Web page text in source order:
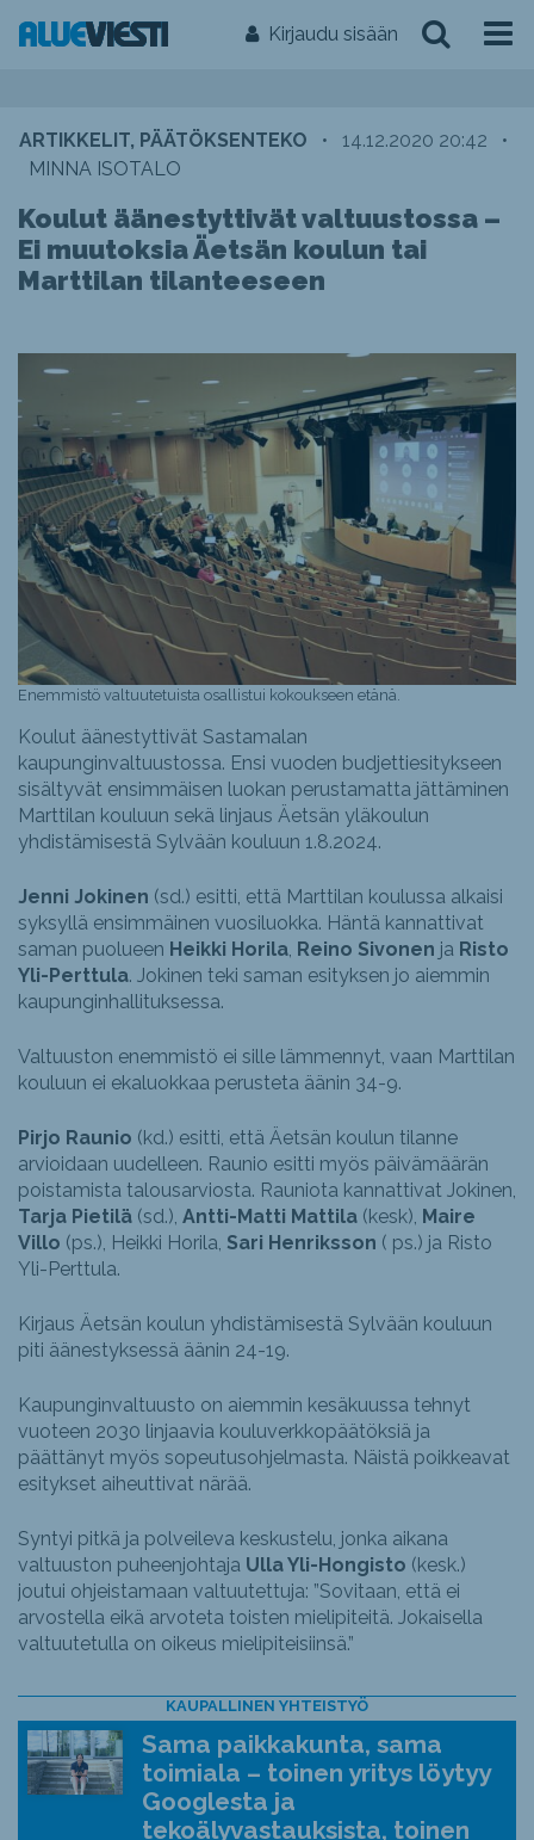
Kirjaudu sisään
ARTIKKELIT, PÄÄTÖKSENTEKO • 14.12.2020 20:42
•
MINNA ISOTALO
Koulut äänestyttivät valtuustossa –
Ei muutoksia Äetsän koulun tai
Marttilan tilanteeseen
Enemmistö valtuutetuista osallistui kokoukseen etänä.
Koulut äänestyttivät Sastamalan
kaupunginvaltuustossa. Ensi vuoden budjettiesitykseen
sisältyvät ensimmäisen luokan perustamatta jättäminen
Marttilan kouluun sekä linjaus Äetsän yläkoulun
yhdistämisestä Sylvään kouluun 1.8.2024.
Jenni Jokinen (sd.) esitti, että Marttilan koulussa alkaisi
syksyllä ensimmäinen vuosiluokka. Häntä kannattivat
saman puolueen Heikki Horila, Reino Sivonen ja Risto
Yli-Perttula. Jokinen teki saman esityksen jo aiemmin
kaupunginhallituksessa.
Valtuuston enemmistö ei sille lämmennyt, vaan Marttilan
kouluun ei ekaluokkaa perusteta äänin 34-9.
Pirjo Raunio (kd.) esitti, että Äetsän koulun tilanne
arvioidaan uudelleen. Raunio esitti myös päivämäärän
poistamista talousarviosta. Rauniota kannattivat Jokinen,
Tarja Pietilä (sd.), Antti-Matti Mattila (kesk), Maire
Villo (ps.), Heikki Horila, Sari Henriksson ( ps.) ja Risto
Yli-Perttula.
Kirjaus Äetsän koulun yhdistämisestä Sylvään kouluun
piti äänestyksessä äänin 24-19.
Kaupunginvaltuusto on aiemmin kesäkuussa tehnyt
vuoteen 2030 linjaavia kouluverkkopäätöksiä ja
päättänyt myös sopeutusohjelmasta. Näistä poikkeavat
esitykset aiheuttivat närää.
Syntyi pitkä ja polveileva keskustelu, jonka aikana
valtuuston puheenjohtaja Ulla Yli-Hongisto (kesk.)
joutui ohjeistamaan valtuutettuja: ”Sovitaan, että ei
arvostella eikä arvoteta toisten mielipiteitä. Jokaisella
valtuutetulla on oikeus mielipiteisiinsä.”
KAUPALLINEN YHTEISTYÖ
Sama paikkakunta, sama
toimiala – toinen yritys löytyy
Googlesta ja
tekoälyvastauksista, toinen